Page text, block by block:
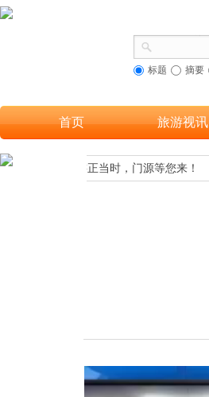
标题 摘要
首页 旅游视讯
出游正当时，门源等您来！